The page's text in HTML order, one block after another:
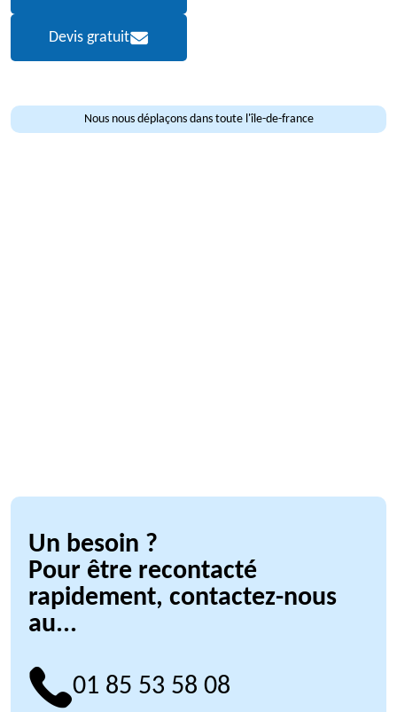
Devis gratuit
Nous nous déplaçons dans toute l'île-de-france
Un besoin ?
Pour être recontacté
rapidement, contactez-nous
au...
01 85 53 58 08